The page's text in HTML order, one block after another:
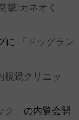
撃!カネオく
に
「ドッグラン
視鏡クリニッ
」 の内覧会開